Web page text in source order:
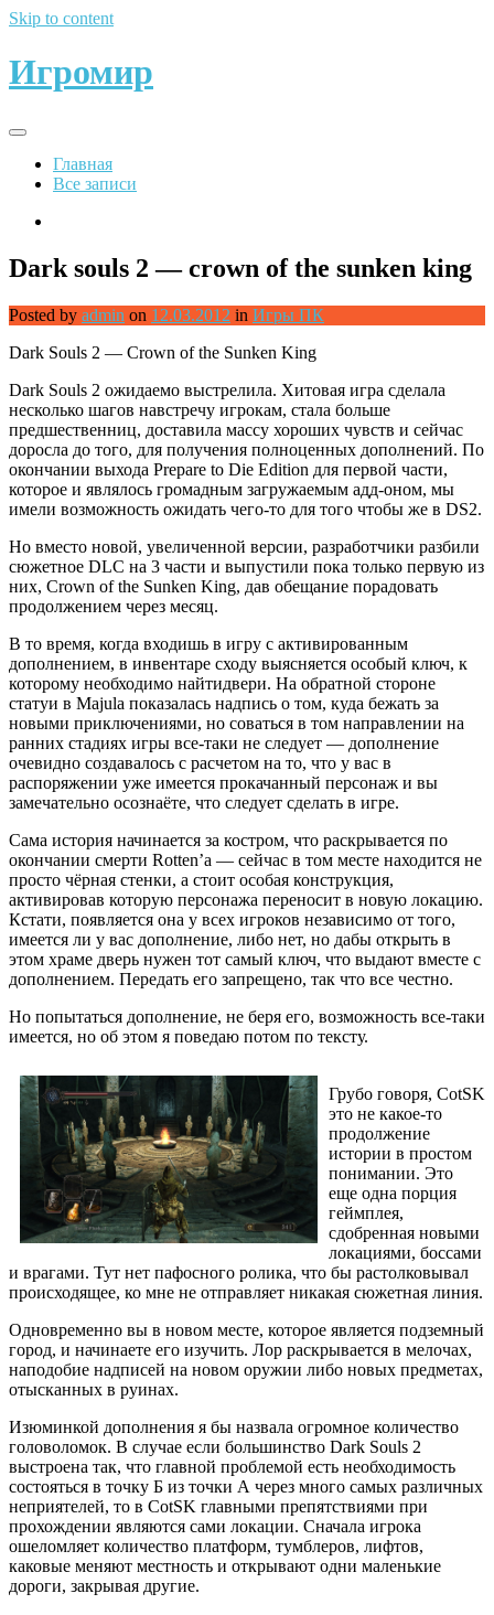
Skip to content
Игромир
Главная
Все записи
Dark souls 2 — crown of the sunken king
Posted by admin on 12.03.2012 in Игры ПК
Dark Souls 2 — Crown of the Sunken King
Dark Souls 2 ожидаемо выстрелила. Хитовая игра сделала
несколько шагов навстречу игрокам, стала больше
предшественниц, доставила массу хороших чувств и сейчас
доросла до того, для получения полноценных дополнений. По
окончании выхода Prepare to Die Edition для первой части,
которое и являлось громадным загружаемым адд-оном, мы
имели возможность ожидать чего-то для того чтобы же в DS2.
Но вместо новой, увеличенной версии, разработчики разбили
сюжетное DLC на 3 части и выпустили пока только первую из
них, Crown of the Sunken King, дав обещание порадовать
продолжением через месяц.
В то время, когда входишь в игру с активированным
дополнением, в инвентаре сходу выясняется особый ключ, к
которому необходимо найтидвери. На обратной стороне
статуи в Majula показалась надпись о том, куда бежать за
новыми приключениями, но соваться в том направлении на
ранних стадиях игры все-таки не следует — дополнение
очевидно создавалось с расчетом на то, что у вас в
распоряжении уже имеется прокачанный персонаж и вы
замечательно осознаёте, что следует сделать в игре.
Сама история начинается за костром, что раскрывается по
окончании смерти Rotten’а — сейчас в том месте находится не
просто чёрная стенки, а стоит особая конструкция,
активировав которую персонажа переносит в новую локацию.
Кстати, появляется она у всех игроков независимо от того,
имеется ли у вас дополнение, либо нет, но дабы открыть в
этом храме дверь нужен тот самый ключ, что выдают вместе с
дополнением. Передать его запрещено, так что все честно.
Но попытаться дополнение, не беря его, возможность все-таки
имеется, но об этом я поведаю потом по тексту.
Грубо говоря, CotSK
это не какое-то
продолжение
истории в простом
понимании. Это
еще одна порция
геймплея,
сдобренная новыми
локациями, боссами
и врагами. Тут нет пафосного ролика, что бы растолковывал
происходящее, ко мне не отправляет никакая сюжетная линия.
Одновременно вы в новом месте, которое является подземный
город, и начинаете его изучить. Лор раскрывается в мелочах,
наподобие надписей на новом оружии либо новых предметах,
отысканных в руинах.
Изюминкой дополнения я бы назвала огромное количество
головоломок. В случае если большинство Dark Souls 2
выстроена так, что главной проблемой есть необходимость
состояться в точку Б из точки А через много самых различных
неприятелей, то в CotSK главными препятствиями при
прохождении являются сами локации. Сначала игрока
ошеломляет количество платформ, тумблеров, лифтов,
каковые меняют местность и открывают одни маленькие
дороги, закрывая другие.